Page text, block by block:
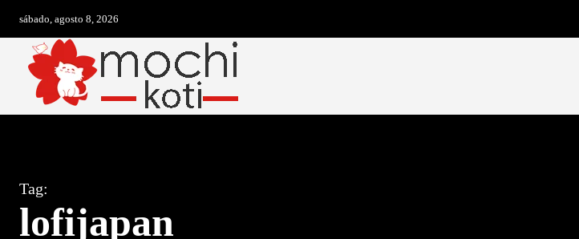
sábado, agosto 8, 2026
Tag:
lofijapan